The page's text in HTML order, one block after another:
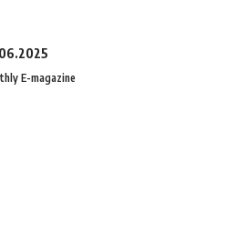
E-magazine